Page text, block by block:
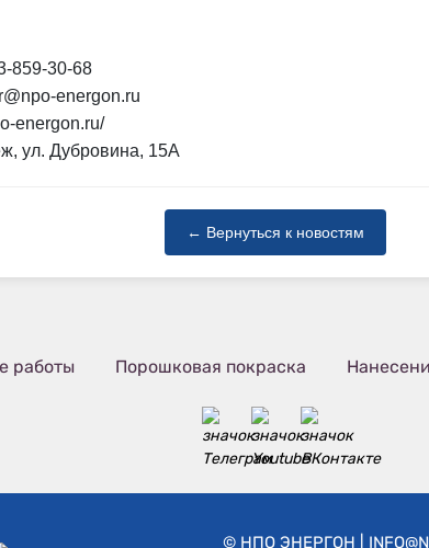
859-30-68
energon.ru
energon.ru/
ул. Дубровина, 15А
← Вернуться к новостям
работы Порошковая покраска
© НПО ЭНЕРГОН |